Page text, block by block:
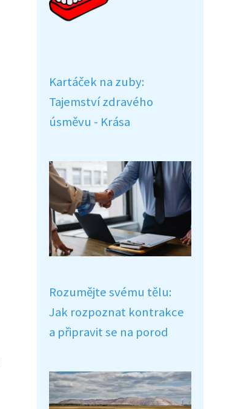
Kartáček na zuby:
Tajemství zdravého
úsměvu - Krása
Rozumějte svému tělu:
Jak rozpoznat kontrakce
a připravit se na porod